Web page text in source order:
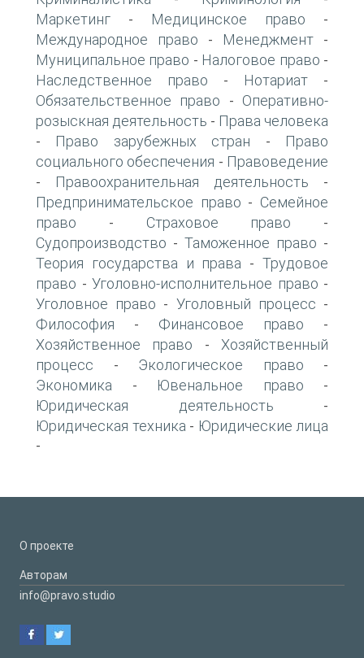
Маркетинг - Медицинское право -
Международное право - Менеджмент -
Муниципальное право - Налоговое право -
Наследственное право - Нотариат -
Обязательственное право - Оперативно-
розыскная деятельность - Права человека
- Право зарубежных стран -
Право
социального обеспечения - Правоведение
- Правоохранительная деятельность -
Предпринимательское право - Семейное
право - Страховое право -
Судопроизводство - Таможенное право -
Теория государства и права -Трудовое
право - Уголовно-исполнительное право -
Уголовное право - Уголовный процесс -
Философия - Финансовое право -
Хозяйственное право - Хозяйственный
процесс - Экологическое право -
Экономика - Ювенальное право -
Юридическая деятельность -
Юридическая техника - Юридические лица
-
О проекте
Авторам
info@pravo.studio